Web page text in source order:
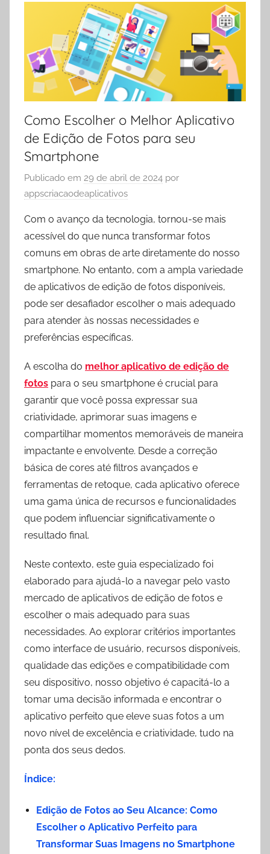
Como Escolher o Melhor Aplicativo
de Edição de Fotos para seu
Smartphone
Publicado em 29 de abril de 2024 por
appscriacaodeaplicativos
Com o avanço da tecnologia, tornou-se mais
acessível do que nunca transformar fotos
comuns em obras de arte diretamente do nosso
smartphone. No entanto, com a ampla variedade
de aplicativos de edição de fotos disponíveis,
pode ser desafiador escolher o mais adequado
para atender às nossas necessidades e
preferências específicas.
A escolha do melhor aplicativo de edição de
fotos para o seu smartphone é crucial para
garantir que você possa expressar sua
criatividade, aprimorar suas imagens e
compartilhar momentos memoráveis de maneira
impactante e envolvente. Desde a correção
básica de cores até filtros avançados e
ferramentas de retoque, cada aplicativo oferece
uma gama única de recursos e funcionalidades
que podem influenciar significativamente o
resultado final.
Neste contexto, este guia especializado foi
elaborado para ajudá-lo a navegar pelo vasto
mercado de aplicativos de edição de fotos e
escolher o mais adequado para suas
necessidades. Ao explorar critérios importantes
como interface de usuário, recursos disponíveis,
qualidade das edições e compatibilidade com
seu dispositivo, nosso objetivo é capacitá-lo a
tomar uma decisão informada e encontrar o
aplicativo perfeito que eleve suas fotos a um
novo nível de excelência e criatividade, tudo na
ponta dos seus dedos.
Índice:
Edição de Fotos ao Seu Alcance: Como
Escolher o Aplicativo Perfeito para
Transformar Suas Imagens no Smartphone